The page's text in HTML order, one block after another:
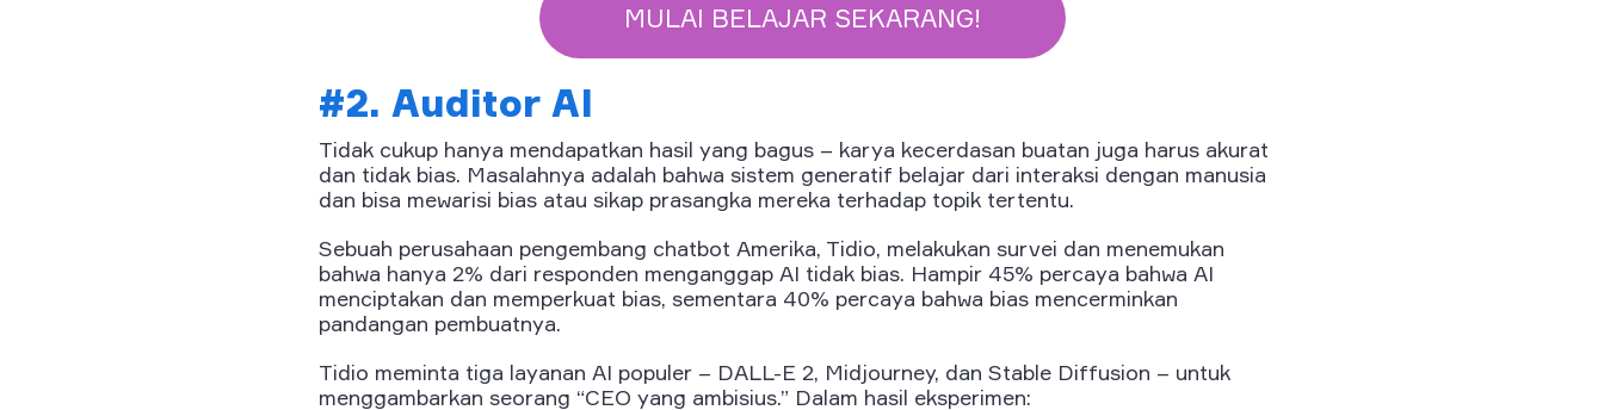
MULAI BELAJAR SEKARANG!
#2. Auditor AI
Tidak cukup hanya mendapatkan hasil yang bagus – karya kecerdasan buatan juga harus akurat
dan tidak bias. Masalahnya adalah bahwa sistem generatif belajar dari interaksi dengan manusia
dan bisa mewarisi bias atau sikap prasangka mereka terhadap topik tertentu.
Sebuah perusahaan pengembang chatbot Amerika, Tidio, melakukan survei dan menemukan
bahwa hanya 2% dari responden menganggap AI tidak bias. Hampir 45% percaya bahwa AI
menciptakan dan memperkuat bias, sementara 40% percaya bahwa bias mencerminkan
pandangan pembuatnya.
Tidio meminta tiga layanan AI populer – DALL-E 2, Midjourney, dan Stable Diffusion – untuk
menggambarkan seorang “CEO yang ambisius.” Dalam hasil eksperimen: